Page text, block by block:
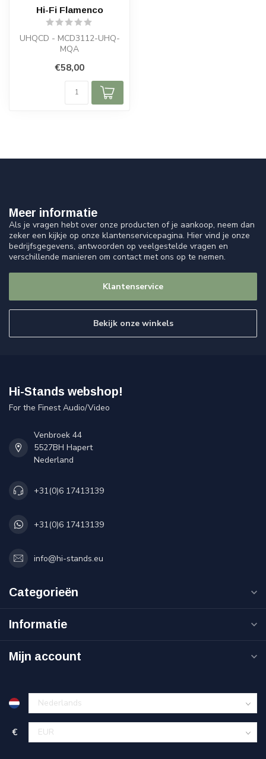
Hi-Fi Flamenco
UHQCD - MCD3112-UHQ-
MQA
€58,00
Meer informatie
Als je vragen hebt over onze producten of je aankoop, neem dan
zeker een kijkje op onze klantenservicepagina. Hier vind je onze
bedrijfsgegevens, antwoorden op veelgestelde vragen en
verschillende manieren om contact met ons op te nemen.
Klantenservice
Bekijk onze winkels
Hi-Stands webshop!
For the Finest Audio/Video
Venbroek 44
5527BH Hapert
Nederland
+31(0)6 17413139
+31(0)6 17413139
info@hi-stands.eu
Categorieën
Informatie
Mijn account
€